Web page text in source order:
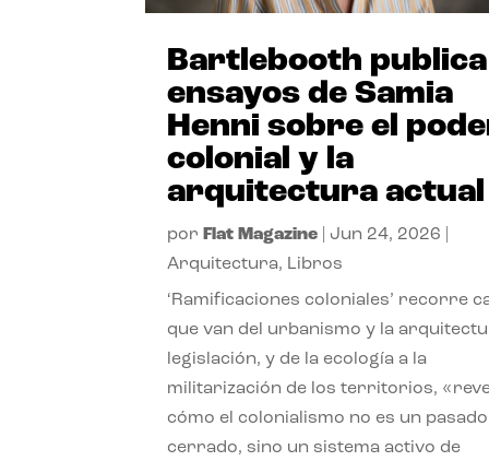
Bartlebooth
ensayos de Samia
Henni sobre el
colonial y la
arquitectura actual
por Flat Magazine Jun 24, 2026
Arquitectura, Libros
‘Ramificaciones coloniales’ recorre
que van del urbanismo y la
legislación, y de la ecología a la
militarización de los territorios,
cómo el colonialismo no es un pasado
cerrado, sino un sistema activo de